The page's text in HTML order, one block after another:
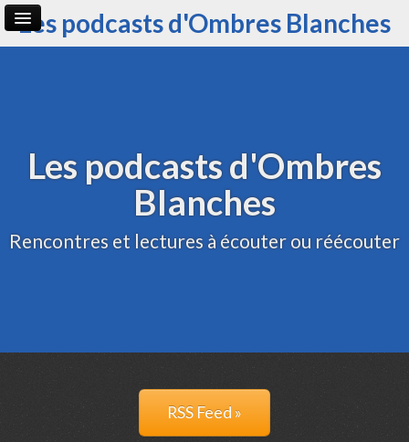
Les podcasts d'Ombres Blanches
Les podcasts d'Ombres
Blanches
Rencontres et lectures à écouter ou réécouter
RSS Feed »